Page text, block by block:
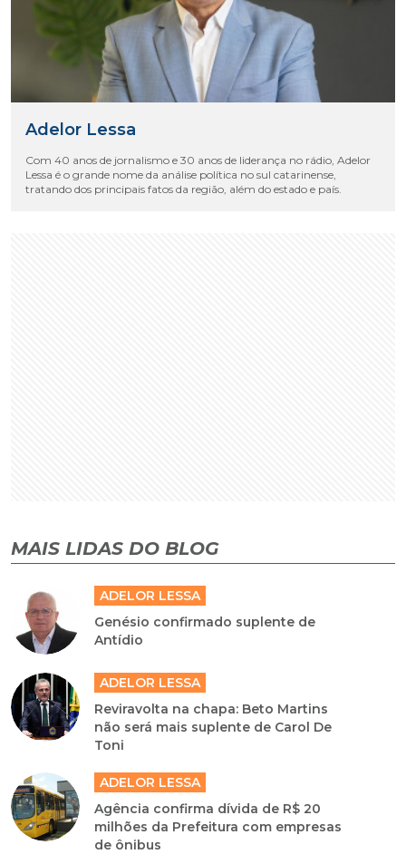
Adelor Lessa
Com 40 anos de jornalismo e 30 anos de liderança no rádio, Adelor
Lessa é o grande nome da análise política no sul catarinense,
tratando dos principais fatos da região, além do estado e país.
MAIS LIDAS DO BLOG
ADELOR LESSA
Genésio confirmado suplente de
Antídio
ADELOR LESSA
Reviravolta na chapa: Beto Martins
não será mais suplente de Carol De
Toni
ADELOR LESSA
Agência confirma dívida de R$ 20
milhões da Prefeitura com empresas
de ônibus